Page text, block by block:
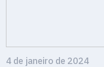
4 de janeiro de 2024